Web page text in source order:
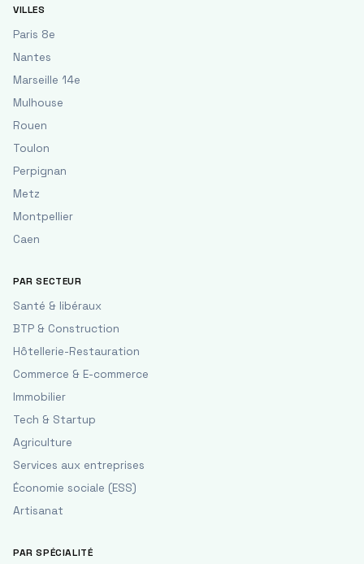
VILLES
Paris 8e
Nantes
Marseille 14e
Mulhouse
Rouen
Toulon
Perpignan
Metz
Montpellier
Caen
PAR SECTEUR
Santé & libéraux
BTP & Construction
Hôtellerie-Restauration
Commerce & E-commerce
Immobilier
Tech & Startup
Agriculture
Services aux entreprises
Économie sociale (ESS)
Artisanat
PAR SPÉCIALITÉ